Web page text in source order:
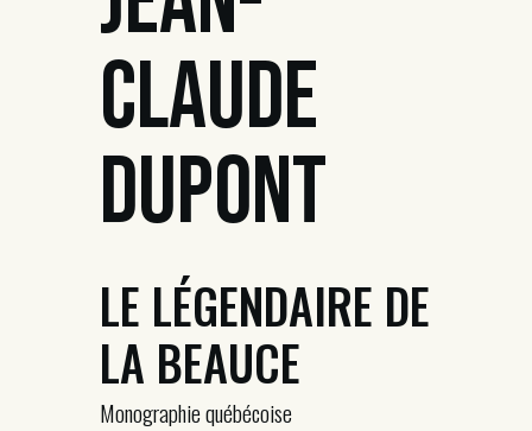
Claude
Dupont
LE LÉGENDAIRE DE
LA BEAUCE
Monographie québécoise